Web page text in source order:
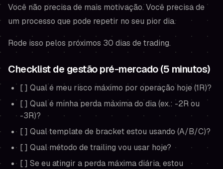
Você não precisa de mais motivação. Você precisa de
um processo que pode repetir no seu pior dia.
Rode isso pelos próximos 30 dias de trading.
Checklist de gestão pré-mercado (5 minutos)
[ ] Qual é meu risco máximo por operação hoje (1R)?
[ ] Qual é minha perda máxima do dia (ex.: -2R ou
-3R)?
[ ] Qual template de bracket estou usando (A/B/C)?
[ ] Qual método de trailing vou usar hoje?
[ ] Se eu atingir a perda máxima diária, estou